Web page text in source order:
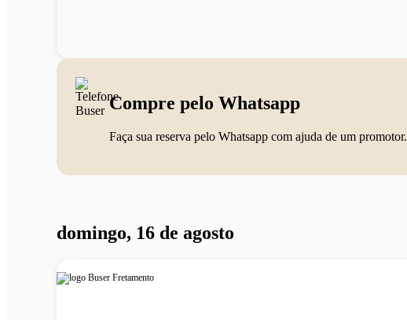
Compre pelo Whatsapp
Faça sua reserva pelo Whatsapp com ajuda de um promotor.
domingo, 16 de agosto